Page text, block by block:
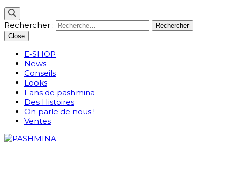
Rechercher :
Close
E-SHOP
News
Conseils
Looks
Fans de pashmina
Des Histoires
On parle de nous !
Ventes